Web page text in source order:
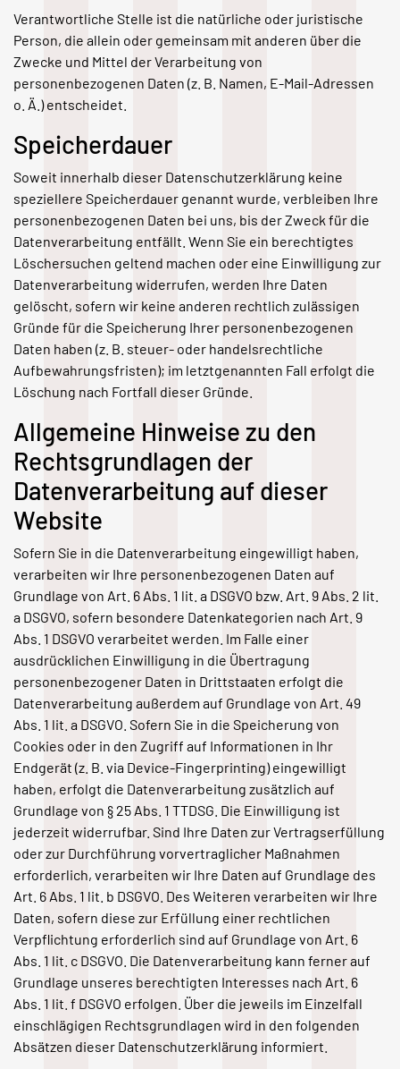
Verantwortliche Stelle ist die natürliche oder juristische
Person, die allein oder gemeinsam mit anderen über die
Zwecke und Mittel der Verarbeitung von
personenbezogenen Daten (z. B. Namen, E-Mail-Adressen
o. Ä.) entscheidet.
Speicherdauer
Soweit innerhalb dieser Datenschutzerklärung keine
speziellere Speicherdauer genannt wurde, verbleiben Ihre
personenbezogenen Daten bei uns, bis der Zweck für die
Datenverarbeitung entfällt. Wenn Sie ein berechtigtes
Löschersuchen geltend machen oder eine Einwilligung zur
Datenverarbeitung widerrufen, werden Ihre Daten
gelöscht, sofern wir keine anderen rechtlich zulässigen
Gründe für die Speicherung Ihrer personenbezogenen
Daten haben (z. B. steuer- oder handelsrechtliche
Aufbewahrungsfristen); im letztgenannten Fall erfolgt die
Löschung nach Fortfall dieser Gründe.
Allgemeine Hinweise zu den
Rechtsgrundlagen der
Datenverarbeitung auf dieser
Website
Sofern Sie in die Datenverarbeitung eingewilligt haben,
verarbeiten wir Ihre personenbezogenen Daten auf
Grundlage von Art. 6 Abs. 1 lit. a DSGVO bzw. Art. 9 Abs. 2 lit.
a DSGVO, sofern besondere Datenkategorien nach Art. 9
Abs. 1 DSGVO verarbeitet werden. Im Falle einer
ausdrücklichen Einwilligung in die Übertragung
personenbezogener Daten in Drittstaaten erfolgt die
Datenverarbeitung außerdem auf Grundlage von Art. 49
Abs. 1 lit. a DSGVO. Sofern Sie in die Speicherung von
Cookies oder in den Zugriff auf Informationen in Ihr
Endgerät (z. B. via Device-Fingerprinting) eingewilligt
haben, erfolgt die Datenverarbeitung zusätzlich auf
Grundlage von § 25 Abs. 1 TTDSG. Die Einwilligung ist
jederzeit widerrufbar. Sind Ihre Daten zur Vertragserfüllung
oder zur Durchführung vorvertraglicher Maßnahmen
erforderlich, verarbeiten wir Ihre Daten auf Grundlage des
Art. 6 Abs. 1 lit. b DSGVO. Des Weiteren verarbeiten wir Ihre
Daten, sofern diese zur Erfüllung einer rechtlichen
Verpflichtung erforderlich sind auf Grundlage von Art. 6
Abs. 1 lit. c DSGVO. Die Datenverarbeitung kann ferner auf
Grundlage unseres berechtigten Interesses nach Art. 6
Abs. 1 lit. f DSGVO erfolgen. Über die jeweils im Einzelfall
einschlägigen Rechtsgrundlagen wird in den folgenden
Absätzen dieser Datenschutzerklärung informiert.